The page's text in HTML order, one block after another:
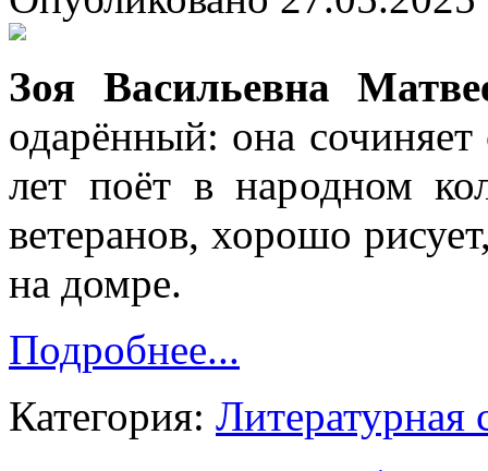
Зоя Васильевна
одарённый: она
лет поёт в народном
ветеранов, хорошо
на домре.
Подробнее...
Категория: Литературная